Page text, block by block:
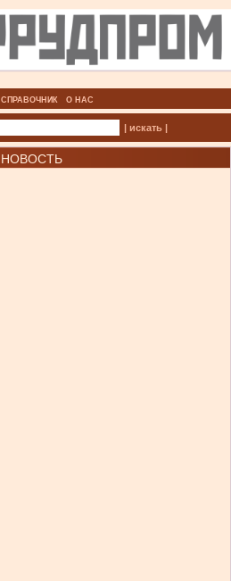
СПРАВОЧНИК О НАС
| искать |
НОВОСТЬ